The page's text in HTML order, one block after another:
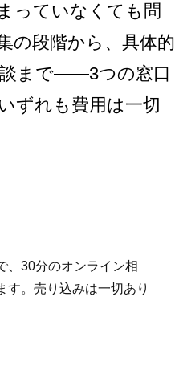
っていなくても問
の段階から、具体的
まで——3つの窓口
ずれも費用は一切
、30分のオンライン相
す。売り込みは一切あり